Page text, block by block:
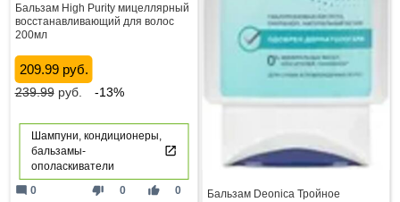
Бальзам High Purity мицеллярный
восстанавливающий для волос
200мл
209.99 руб.
239.99руб. -13%
Шампуни, кондиционеры,
бальзамы-
ополаскиватели
thumb_down 0 thumb_up 0
mode_comment 0
Бальзам Deonica Тройное